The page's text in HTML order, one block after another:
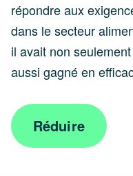
répondre aux
dans le secteur
il avait non
aussi gagné en
Réduire